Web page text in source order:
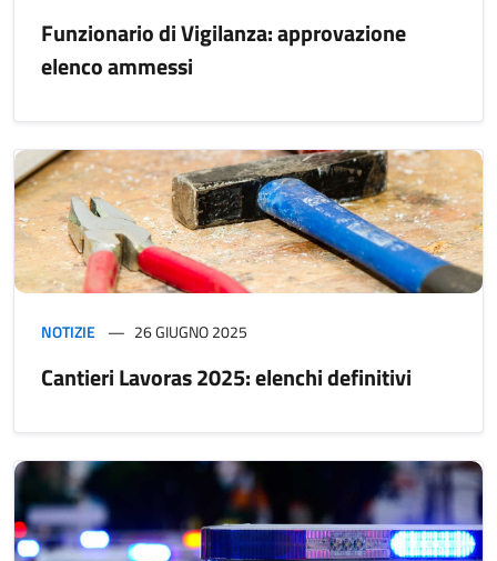
Funzionario di Vigilanza: approvazione
elenco ammessi
NOTIZIE 26 GIUGNO 2025
Cantieri Lavoras 2025: elenchi definitivi